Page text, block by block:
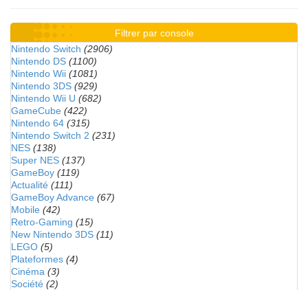
Filtrer par console
Nintendo Switch (2906)
Nintendo DS (1100)
Nintendo Wii (1081)
Nintendo 3DS (929)
Nintendo Wii U (682)
GameCube (422)
Nintendo 64 (315)
Nintendo Switch 2 (231)
NES (138)
Super NES (137)
GameBoy (119)
Actualité (111)
GameBoy Advance (67)
Mobile (42)
Retro-Gaming (15)
New Nintendo 3DS (11)
LEGO (5)
Plateformes (4)
Cinéma (3)
Société (2)